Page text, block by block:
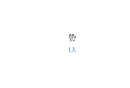
赞
1人